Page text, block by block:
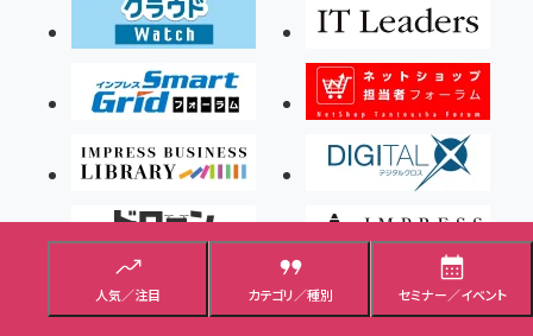
人気／注目 カテゴリ／種別 セミナー／イベント